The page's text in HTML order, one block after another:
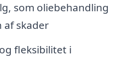
som oliebehandling
af skader
fleksibilitet i